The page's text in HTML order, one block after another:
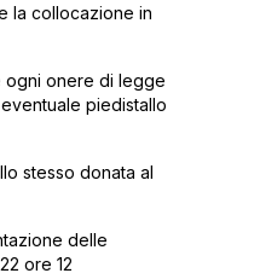
la collocazione in
ogni onere di legge
piedistallo
stesso donata al
delle
ore 12